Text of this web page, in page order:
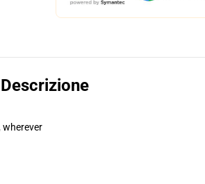
Descrizione
wherever